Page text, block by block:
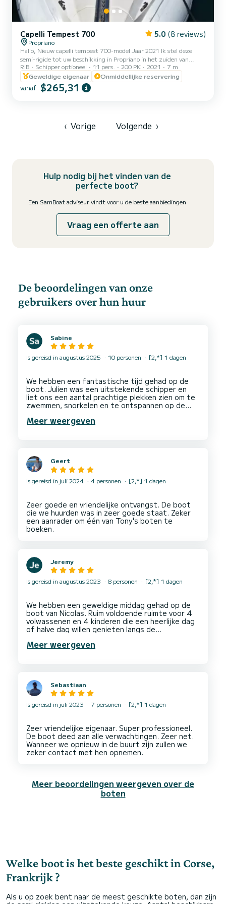
Capelli Tempest 700 5.0 (8 reviews)
Propriano
Hallo, Nieuw capelli tempest 700-model Jaar 2021 Ik stel deze
semi-rigide tot uw beschikking in Propriano in het zuiden van
Corsica. Alles nieuw en perfect uitgerust om mooie dagen rond de
omgeving door te brengen eiland van schoonheid. Comfort,
veiligheid en design, deze semi-rigide is ideaal om in de zomer
vanuit Propriano te zeilen om de baaien, baaien, stranden en kliffen
RIB Schipper optioneel 11 pers. 200 PK 2021
7 m
Geweldige eigenaar
Onmiddellijke reservering
vanaf $265,31
‹ Vorige Volgende ›
Hulp nodig bij het vinden van de
perfecte boot?
Een SamBoat adviseur vindt voor u de beste aanbiedingen
Vraag een offerte aan
De beoordelingen van onze
gebruikers over hun huur
Sabine
Is gereisd in augustus 2025 10 personen [2,*] 1 dagen
We hebben een fantastische tijd gehad op de
boot. Julien was een uitstekende schipper en
liet ons een aantal prachtige plekken zien om te
zwemmen, snorkelen en te ontspannen op de
Meer weergeven
Geert
Is gereisd in juli 2024 4 personen [2,*] 1 dagen
Zeer goede en vriendelijke ontvangst. De boot
die we huurden was in zeer goede staat. Zeker
een aanrader om één van Tony's boten te
Jeremy
Is gereisd in augustus 2023 8 personen [2,*] 1 dagen
We hebben een geweldige middag gehad op de
boot van Nicolas. Ruim voldoende ruimte voor 4
volwassenen en 4 kinderen die een heerlijke dag
of halve dag willen genieten langs de
behulpzame kapitein, die ons naar een aantal
Meer weergeven
Sebastiaan
Is gereisd in juli 2023 7 personen [2,*] 1 dagen
Zeer vriendelijke eigenaar. Super professioneel.
De boot deed aan alle verwachtingen. Zeer net.
Wanneer we opnieuw in de buurt zijn zullen we
Meer beoordelingen weergeven over de
boten
Welke boot is het beste geschikt in Corse,
Frankrijk ?
Als u op zoek bent naar de meest geschikte boten, dan zijn